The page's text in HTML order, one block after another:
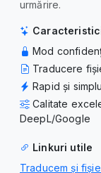
urmărire.
Mod
Traducere
Rapid și
Calitate
DeepL/Google
Linkuri utile
Traducem și